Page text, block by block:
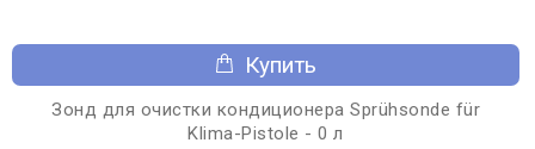
Купить
Зонд для очистки кондиционера Sprühsonde für
Klima-Pistole - 0 л